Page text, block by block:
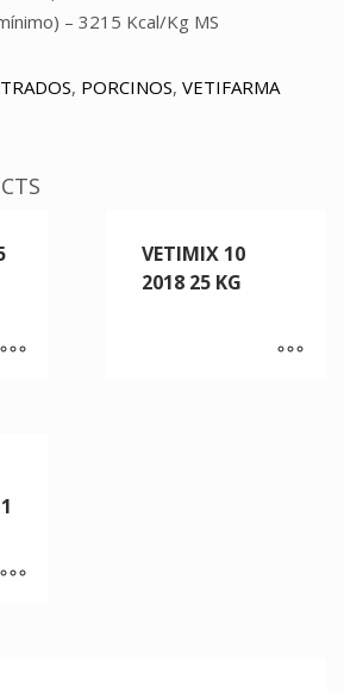
– 3215 Kcal/Kg MS
, PORCINOS, VETIFARMA
VETIMIX 10
2018 25 KG